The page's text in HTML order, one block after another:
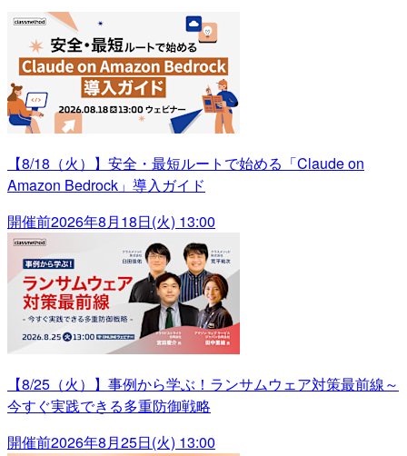
【8/18（火）】安全・最短ルートで始める「Claude on
Amazon Bedrock」導入ガイド
開催前2026年8月18日(火) 13:00
【8/25（火）】事例から学ぶ！ランサムウェア対策最前線～
今すぐ実践できる多重防御戦略
開催前2026年8月25日(火) 13:00